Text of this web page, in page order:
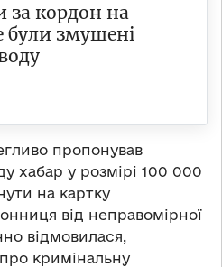
за кордон на
були змушені
пропонував
хабар у розмірі 100 000
на картку
від неправомірної
відмовилася,
кримінальну